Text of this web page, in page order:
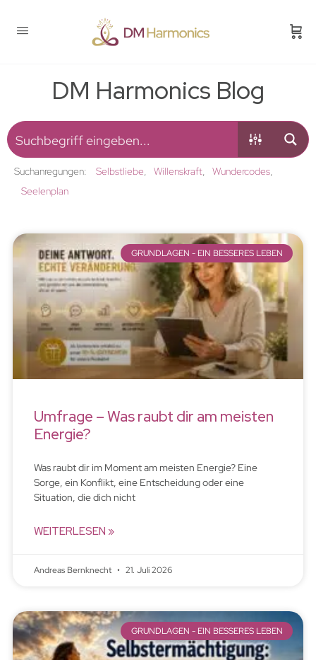
DM Harmonics Blog
Suchanregungen: Selbstliebe Willenskraft
Wundercodes
Seelenplan
GRUNDLAGEN - EIN BESSERES LEBEN
Umfrage – Was raubt dir am meisten
Energie?
Was raubt dir im Moment am meisten Energie? Eine
Sorge, ein Konflikt, eine Entscheidung oder eine
Situation, die dich nicht
WEITERLESEN »
Andreas Bernknecht 21. Juli 2026
GRUNDLAGEN - EIN BESSERES LEBEN